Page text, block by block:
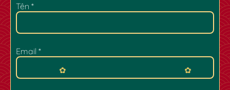
Tên *
Email *